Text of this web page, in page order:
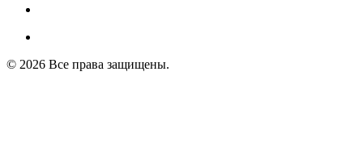
© 2026 Все права защищены.